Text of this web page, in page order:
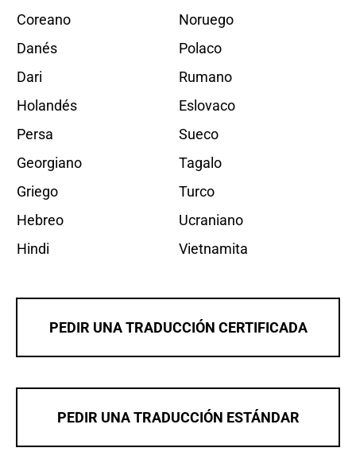
Coreano
Danés
Dari
Holandés
Persa
Georgiano
Griego
Hebreo
Hindi
Noruego
Polaco
Rumano
Eslovaco
Sueco
Tagalo
Turco
Ucraniano
Vietnamita
PEDIR UNA TRADUCCIÓN CERTIFICADA
PEDIR UNA TRADUCCIÓN ESTÁNDAR